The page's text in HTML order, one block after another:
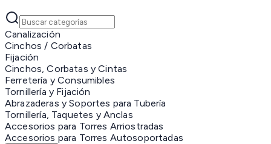
Canalización
Cinchos / Corbatas
Fijación
Cinchos, Corbatas y Cintas
Ferretería y Consumibles
Tornillería y Fijación
Abrazaderas y Soportes para Tubería
Tornillería, Taquetes y Anclas
Accesorios para Torres Arriostradas
Accesorios para Torres Autosoportadas